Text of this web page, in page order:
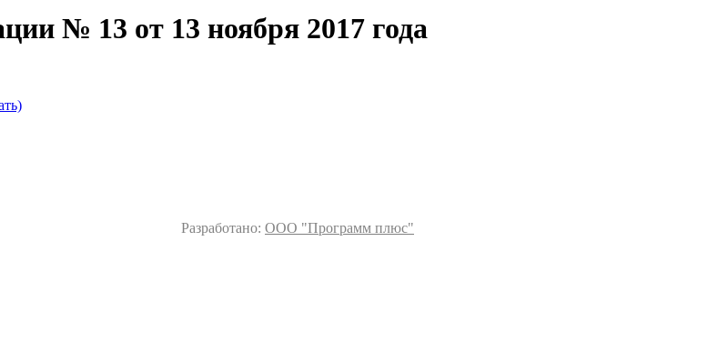
№ 13 от 13 ноября 2017 года
Разработано: ООО "Программ плюс"